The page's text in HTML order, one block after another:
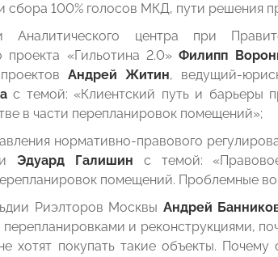
сбора 100% голосов МКД, пути решения
Аналитического центра при
проекта «Гильотина 2.0»Филипп
Андрей Житин, ведущий-
с темой: «Клиентский путь и барьеры
в части перепланировок помещений»;
нормативно-правового
Эдуард Галишин с темой:
помещений. Проблемные
Риэлторов Москвы Андрей
и реконструкциями,
хотят покупать такие объекты.